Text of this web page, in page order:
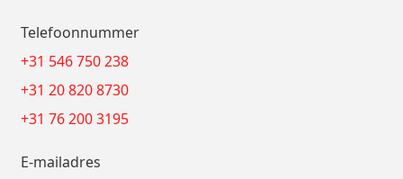
Telefoonnummer
+31 546 750 238
+31 20 820 8730
+31 76 200 3195
E-mailadres